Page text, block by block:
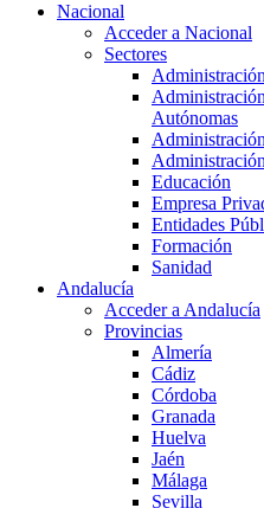
Nacional
Acceder a Nacional
Sectores
Autónomas
Educación
Empresa
Entidades
Formación
Sanidad
Andalucía
Acceder a Andalucía
Provincias
Almería
Cádiz
Córdoba
Granada
Huelva
Jaén
Málaga
Sevilla